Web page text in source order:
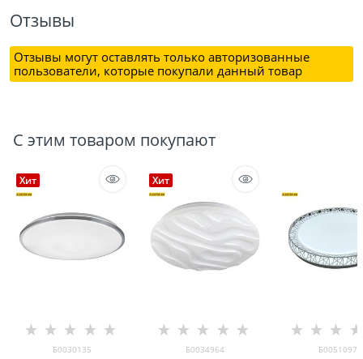
Отзывы
Отзывы могут оставлять только авторизованные
пользователи, которые покупали данный товар
С этим товаром покупают
Хит
Б0030135
Хит
Б0034964 Б0051097